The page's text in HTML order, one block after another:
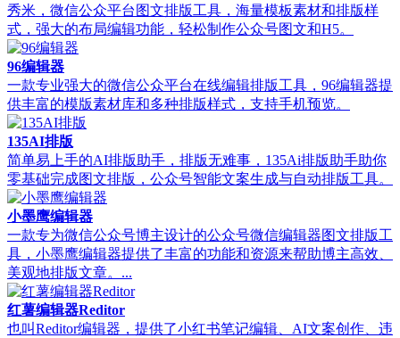
秀米，微信公众平台图文排版工具，海量模板素材和排版样
式，强大的布局编辑功能，轻松制作公众号图文和H5。
96编辑器
一款专业强大的微信公众平台在线编辑排版工具，96编辑器提
供丰富的模版素材库和多种排版样式，支持手机预览。
135AI排版
简单易上手的AI排版助手，排版无难事，135Ai排版助手助你
零基础完成图文排版，公众号智能文案生成与自动排版工具。
小墨鹰编辑器
一款专为微信公众号博主设计的公众号微信编辑器图文排版工
具，小墨鹰编辑器提供了丰富的功能和资源来帮助博主高效、
美观地排版文章。...
红薯编辑器Reditor
也叫Reditor编辑器，提供了小红书笔记编辑、AI文案创作、违